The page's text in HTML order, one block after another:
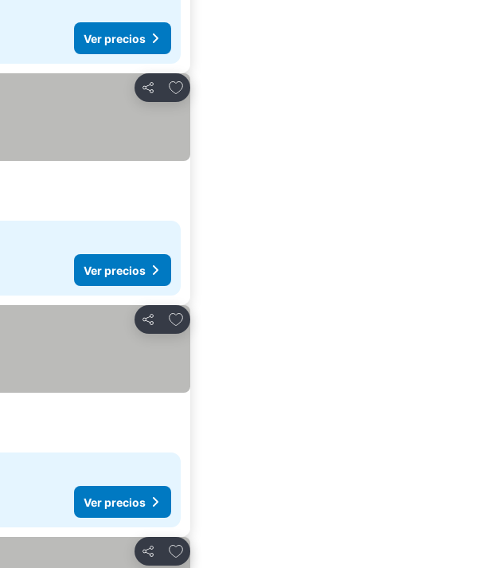
Ver precios
Compartir
Agregar a favoritos
Ver precios
Compartir
Agregar a favoritos
Ver precios
Compartir
Agregar a favoritos